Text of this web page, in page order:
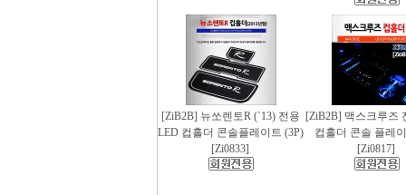
[ZiB2B] 뉴쏘렌토R (`13) 전용
LED 컵홀더 콘솔플레이트 (3P)
[Zi0833]
[ZiB2B] 맥스크루즈
컵홀더 콘솔 플레
[Zi0817]